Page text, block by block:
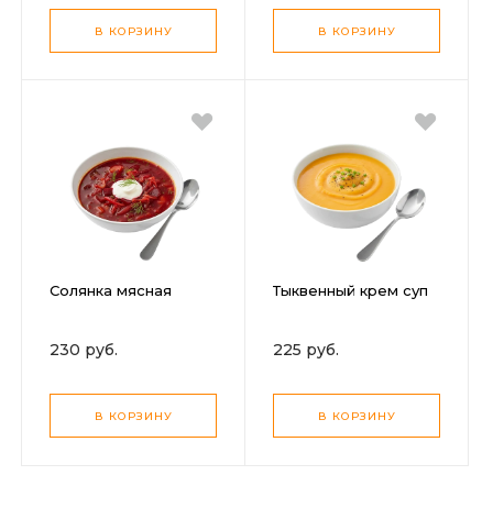
В КОРЗИНУ В КОРЗИНУ
Солянка мясная
230 руб.
В КОРЗИНУ
Тыквенный крем суп
225 руб.
В КОРЗИНУ